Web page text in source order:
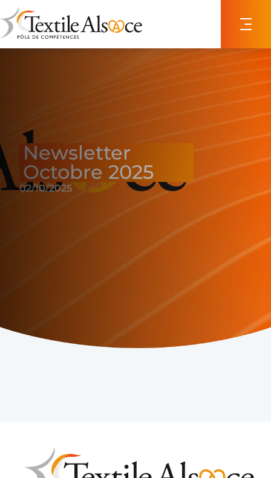
Newsletter
Octobre 2025
02/10/2025
Panneau de gestion des cookies